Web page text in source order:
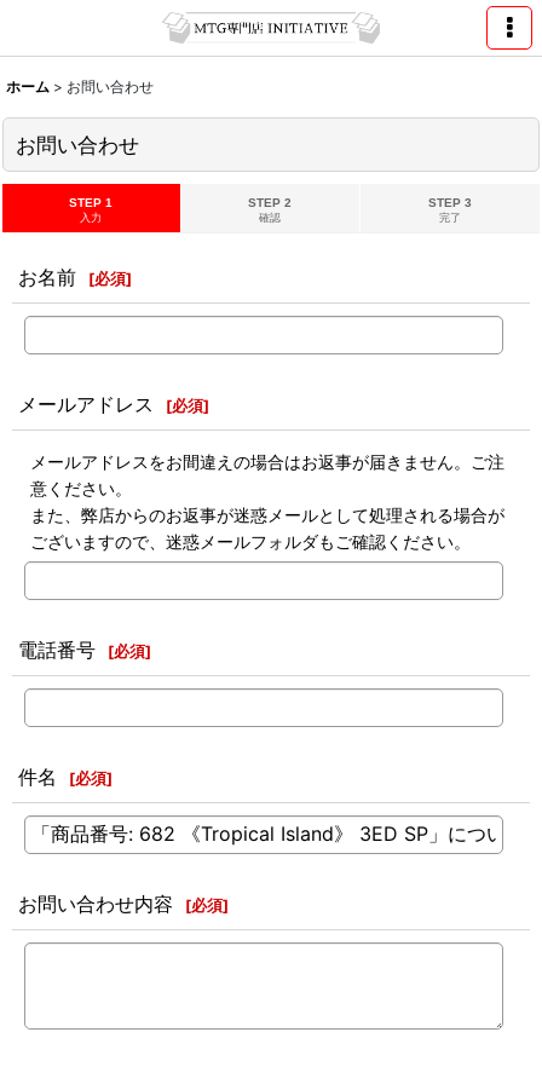
ホーム > お問い合わせ
お問い合わせ
STEP 1
入力
STEP 2
確認
STEP 3
完了
お名前 [必須]
メールアドレス [必須]
メールアドレスをお間違えの場合はお返事が届きません。ご注
意ください。
また、弊店からのお返事が迷惑メールとして処理される場合が
ございますので、迷惑メールフォルダもご確認ください。
電話番号 [必須]
件名 [必須]
お問い合わせ内容 [必須]